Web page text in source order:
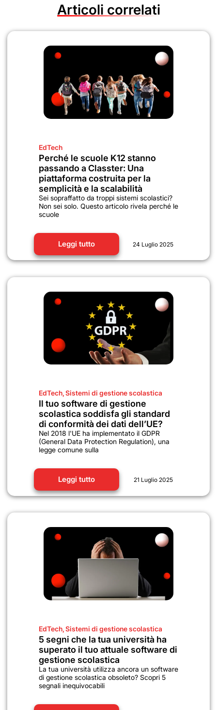
Articoli correlati
EdTech
Perché le scuole K12 stanno
passando a Classter: Una
piattaforma costruita per la
semplicità e la scalabilità
Sei sopraffatto da troppi sistemi scolastici?
Non sei solo. Questo articolo rivela perché le
scuole
Leggi tutto 24 Luglio 2025
EdTech,Sistemi di gestione scolastica
Il tuo software di gestione
scolastica soddisfa gli standard
di conformità dei dati dell’UE?
Nel 2018 l'UE ha implementato il GDPR
(General Data Protection Regulation), una
legge comune sulla
Leggi tutto 21 Luglio 2025
EdTech,Sistemi di gestione scolastica
5 segni che la tua università ha
superato il tuo attuale software di
gestione scolastica
La tua università utilizza ancora un software
di gestione scolastica obsoleto? Scopri 5
segnali inequivocabili